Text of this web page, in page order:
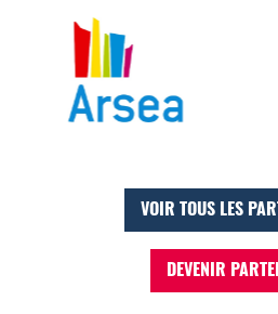
VOIR TOUS LES
DEVENIR